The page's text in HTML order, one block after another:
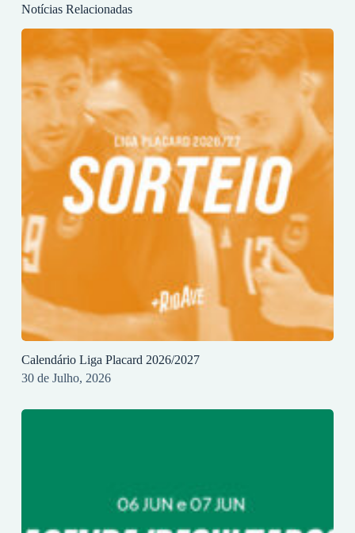
Notícias Relacionadas
Calendário Liga Placard 2026/2027
30 de Julho, 2026